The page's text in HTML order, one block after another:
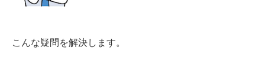
こんな疑問を解決します。